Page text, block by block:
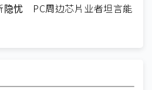
隐忧 PC周边芯片业者坦言能